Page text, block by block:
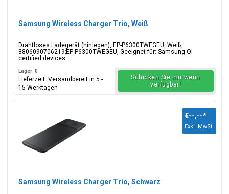
Samsung Wireless Charger Trio, Weiß
Drahtloses Ladegerät (hinlegen), EP-P6300TWEGEU, Weiß,
8806090706219;EP-P6300TWEGEU, Geeignet für: Samsung Qi
certified devices
Lager: 0
Lieferzeit: Versandbereit in 5 -
15 Werktagen
Schicken Sie mir wenn
verfügbar!
Samsung Wireless Charger Trio, Schwarz
€--,--*
Exkl. MwSt.